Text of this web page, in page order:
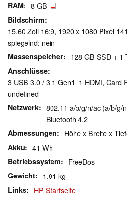
RAM 8 GB
Bildschirm
15.60 Zoll 16:9, 1920 x 1080 Pixel
spiegelnd: nein
Massenspeicher 128 GB SSD + 1
Anschlüsse
3 USB 3.0 / 3.1 Gen1, 1 HDMI, Card
undefined
Netzwerk
802.11 a/b/g/n/ac (a/b/g/
Bluetooth 4.2
Abmessungen Höhe x Breite x
Akku 41 Wh
Betriebssystem FreeDos
Gewicht 1.91 kg
Links HP Startseite